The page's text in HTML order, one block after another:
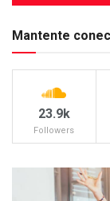
Mantente
23.9k
Followers